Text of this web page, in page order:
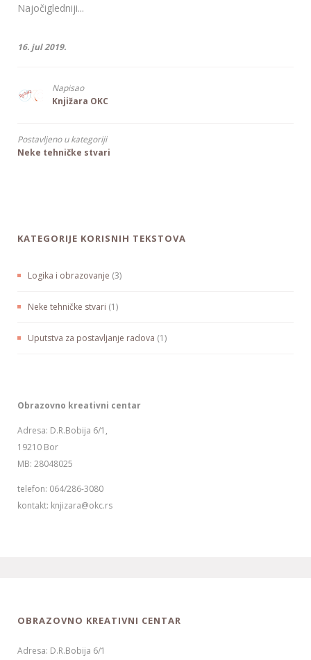
Najočigledniji...
16. jul 2019.
Napisao
Knjižara OKC
Postavljeno u kategoriji
Neke tehničke stvari
KATEGORIJE KORISNIH TEKSTOVA
Logika i obrazovanje (3)
Neke tehničke stvari (1)
Uputstva za postavljanje radova (1)
Obrazovno kreativni centar
Adresa: D.R.Bobija 6/1,
19210 Bor
MB: 28048025
telefon: 064/286-3080
kontakt: knjizara@okc.rs
OBRAZOVNO KREATIVNI CENTAR
Adresa: D.R.Bobija 6/1